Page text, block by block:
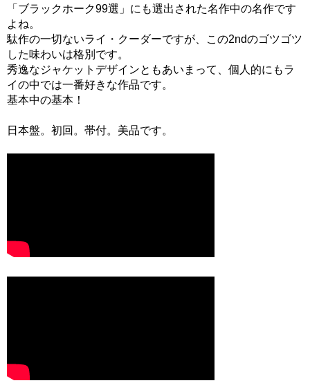
「ブラックホーク99選」にも選出された名作中の名作です
よね。
駄作の一切ないライ・クーダーですが、この2ndのゴツゴツ
した味わいは格別です。
秀逸なジャケットデザインともあいまって、個人的にもラ
イの中では一番好きな作品です。
基本中の基本！
日本盤。初回。帯付。美品です。